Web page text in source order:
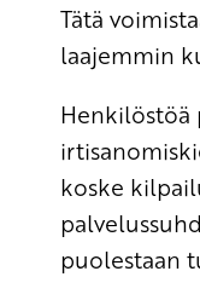
Tätä
laajemmin
koske
puolestaan